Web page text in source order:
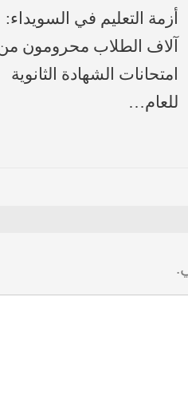
أزمة التعليم في السويداء:
آلاف الطلاب محرومون
امتحانات الشهادة الثانوية
للعام…